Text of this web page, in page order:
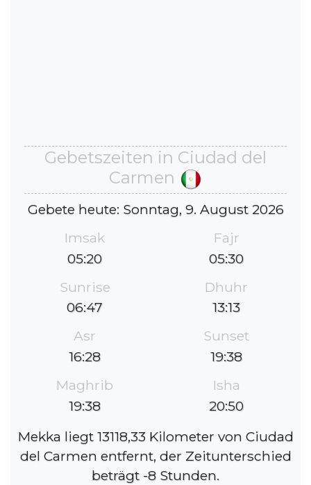
Gebetszeiten in Ciudad del
Carmen
Gebete heute: Sonntag, 9. August 2026
Imsak
05:20
Fajr
05:30
Sunrise
06:47
Dhuhr
13:13
Asr
16:28
Sunset
19:38
Maghrib
19:38
Isha
20:50
Mekka liegt 13118,33 Kilometer von Ciudad
del Carmen entfernt, der Zeitunterschied
beträgt -8 Stunden.